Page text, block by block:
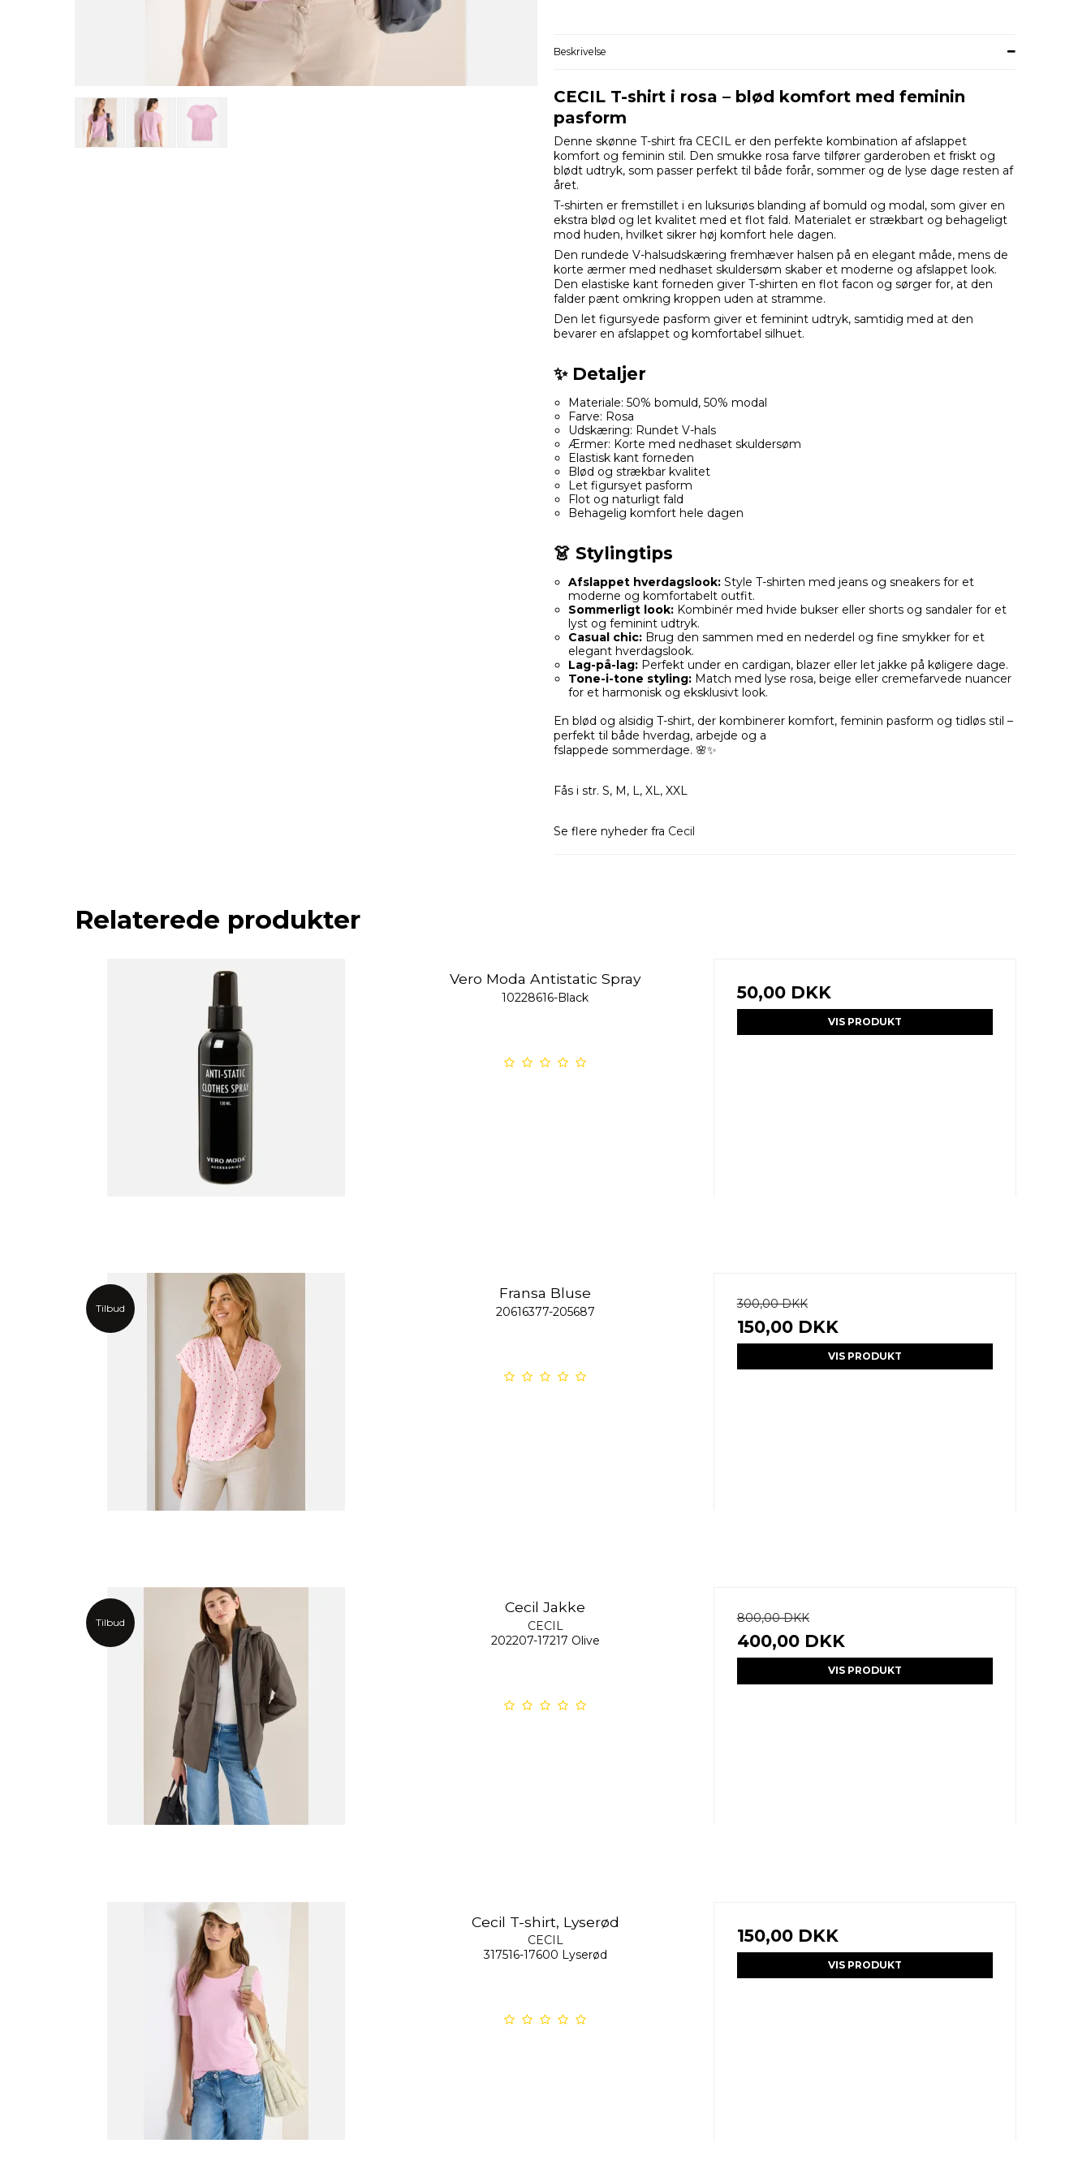
Beskrivelse
CECIL T-shirt i rosa – blød komfort med feminin
pasform
Denne skønne T-shirt fra CECIL er den perfekte kombination af afslappet
komfort og feminin stil. Den smukke rosa farve tilfører garderoben et friskt og
blødt udtryk, som passer perfekt til både forår, sommer og de lyse dage resten af
året.
T-shirten er fremstillet i en luksuriøs blanding af bomuld og modal, som giver en
ekstra blød og let kvalitet med et flot fald. Materialet er strækbart og behageligt
mod huden, hvilket sikrer høj komfort hele dagen.
Den rundede V-halsudskæring fremhæver halsen på en elegant måde, mens de
korte ærmer med nedhaset skuldersøm skaber et moderne og afslappet look.
Den elastiske kant forneden giver T-shirten en flot facon og sørger for, at den
falder pænt omkring kroppen uden at stramme.
Den let figursyede pasform giver et feminint udtryk, samtidig med at den
bevarer en afslappet og komfortabel silhuet.
✨ Detaljer
Materiale: 50% bomuld, 50% modal
Farve: Rosa
Udskæring: Rundet V-hals
Ærmer: Korte med nedhaset skuldersøm
Elastisk kant forneden
Blød og strækbar kvalitet
Let figursyet pasform
Flot og naturligt fald
Behagelig komfort hele dagen
👗 Stylingtips
Afslappet hverdagslook:Style T-shirten med jeans og sneakers for et
moderne og komfortabelt outfit.
Sommerligt look:Kombinér med hvide bukser eller shorts og sandaler for et
lyst og feminint udtryk.
Casual chic:Brug den sammen med en nederdel og fine smykker for et
elegant hverdagslook.
Lag-på-lag:Perfekt under en cardigan, blazer eller let jakke på køligere dage.
Tone-i-tone styling:Match med lyse rosa, beige eller cremefarvede nuancer
for et harmonisk og eksklusivt look.
En blød og alsidig T-shirt, der kombinerer komfort, feminin pasform og tidløs stil –
perfekt til både hverdag, arbejde og a
fslappede sommerdage. 🌸✨
Fås i str. S, M, L, XL, XXL
Se flere nyheder fra Cecil
Relaterede produkter
Vero Moda Antistatic Spray
10228616-Black 50,00 DKK
VIS PRODUKT
Tilbud
Fransa Bluse
20616377-205687
300,00 DKK
150,00 DKK
VIS PRODUKT
Tilbud
Cecil Jakke
CECIL
202207-17217 Olive
800,00 DKK
400,00 DKK
VIS PRODUKT
Cecil T-shirt, Lyserød
CECIL
317516-17600 Lyserød
150,00 DKK
VIS PRODUKT